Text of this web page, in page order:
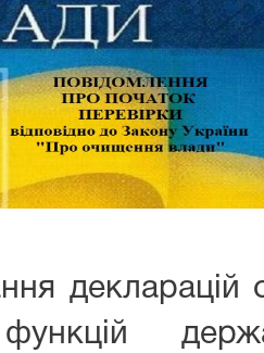
декларацій